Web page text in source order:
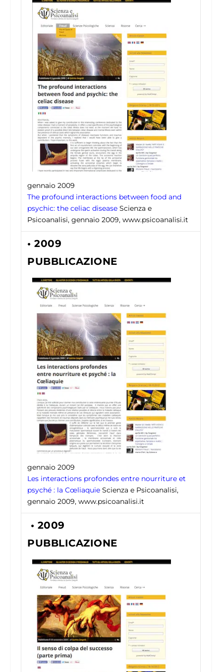
gennaio 2009
The profound interactions between food and
psychic: the celiac disease Scienza e
Psicoanalisi, gennaio 2009, www.psicoanalisi.it
• 2009
PUBBLICAZIONE
gennaio 2009
Les interactions profondes entre nourriture et
psyché : la Cœliaquie Scienza e Psicoanalisi,
gennaio 2009, www.psicoanalisi.it
• 2009
PUBBLICAZIONE